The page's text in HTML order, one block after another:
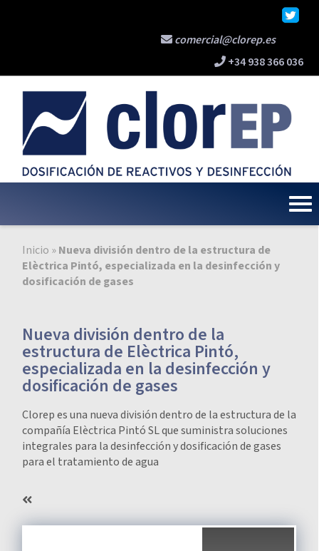
comercial@clorep.es
+34 938 366 036
Inicio »Nueva división dentro de la estructura de
Elèctrica Pintó, especializada en la desinfección y
dosificación de gases
Nueva división dentro de la
estructura de Elèctrica Pintó,
especializada en la desinfección y
dosificación de gases
Clorep es una nueva división dentro de la estructura de la
compañía Elèctrica Pintó SL que suministra soluciones
integrales para la desinfección y dosificación de gases
para el tratamiento de agua